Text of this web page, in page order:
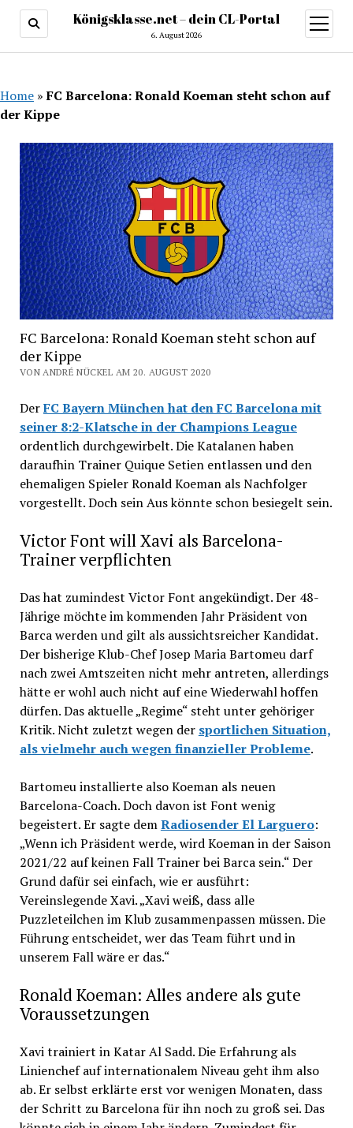
Königsklasse.net – dein CL-Portal
6. August 2026
Menü
öffnen
Home »FC Barcelona: Ronald Koeman steht schon auf
der Kippe
FC Barcelona: Ronald Koeman steht schon auf
der Kippe
VON ANDRÉ NÜCKEL AM 20. AUGUST 2020
DerFC Bayern München hat den FC Barcelona mit
seiner 8:2-Klatsche in der Champions League
ordentlich durchgewirbelt. Die Katalanen haben
daraufhin Trainer Quique Setien entlassen und den
ehemaligen Spieler Ronald Koeman als Nachfolger
vorgestellt. Doch sein Aus könnte schon besiegelt sein.
Victor Font will Xavi als Barcelona-
Trainer verpflichten
Das hat zumindest Victor Font angekündigt. Der 48-
Jährige möchte im kommenden Jahr Präsident von
Barca werden und gilt als aussichtsreicher Kandidat.
Der bisherige Klub-Chef Josep Maria Bartomeu darf
nach zwei Amtszeiten nicht mehr antreten, allerdings
hätte er wohl auch nicht auf eine Wiederwahl hoffen
dürfen. Das aktuelle „Regime“ steht unter gehöriger
Kritik. Nicht zuletzt wegen der sportlichen Situation,
als vielmehr auch wegen finanzieller Probleme.
Bartomeu installierte also Koeman als neuen
Barcelona-Coach. Doch davon ist Font wenig
begeistert. Er sagte demRadiosender El Larguero:
„Wenn ich Präsident werde, wird Koeman in der Saison
2021/22 auf keinen Fall Trainer bei Barca sein.“ Der
Grund dafür sei einfach, wie er ausführt:
Vereinslegende Xavi. „Xavi weiß, dass alle
Puzzleteilchen im Klub zusammenpassen müssen. Die
Führung entscheidet, wer das Team führt und in
unserem Fall wäre er das.“
Ronald Koeman: Alles andere als gute
Voraussetzungen
Xavi trainiert in Katar Al Sadd. Die Erfahrung als
Linienchef auf internationalem Niveau geht ihm also
ab. Er selbst erklärte erst vor wenigen Monaten, dass
der Schritt zu Barcelona für ihn noch zu groß sei. Das